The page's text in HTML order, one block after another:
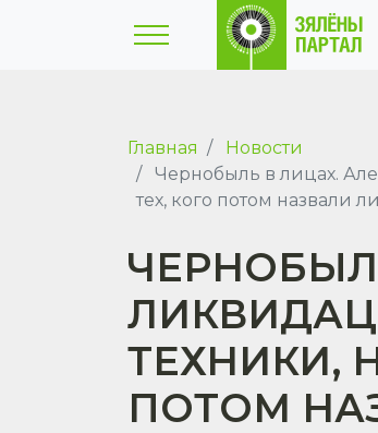
Главная
Новости
Чернобыль в лицах.
тех, кого потом назвали
ТЕХНИКИ,
ПОТОМ